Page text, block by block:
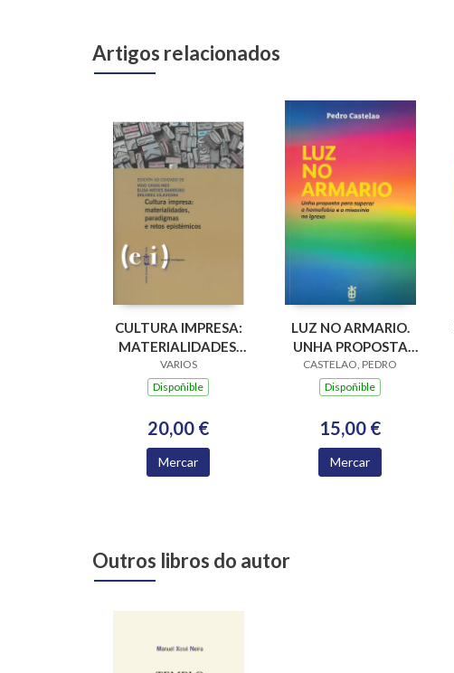
Artigos relacionados
CULTURA IMPRESA:
MATERIALIDADES,
PARADIGMAS E
RETOS EPISTÉMICOS
VARIOS
Dispoñible
20,00 €
Mercar
LUZ NO ARMARIO.
UNHA PROPOSTA
PARA SUPERAR A
HOMOFOBIA E A
IGREXA
CASTELAO, PEDRO
Dispoñible
15,00 €
Mercar
Outros libros do autor